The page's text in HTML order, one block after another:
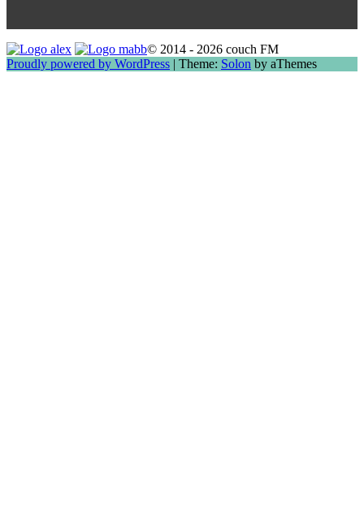
© 2014 - 2026 couch FM
Proudly powered by WordPress | Theme: Solon by aThemes